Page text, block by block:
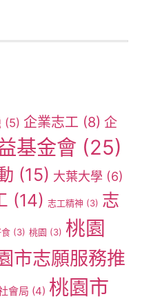
(5) 企業志工 (8) 企
基金會 (25)
(15) 大葉大學 (6)
(14) 志工精神 (3) 志
(3) 桃園 (3) 桃園
市志願服務推
會局 (4) 桃園市